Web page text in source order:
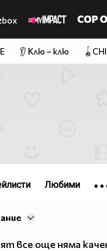
👂 Клю – клю
все още няма
Любими